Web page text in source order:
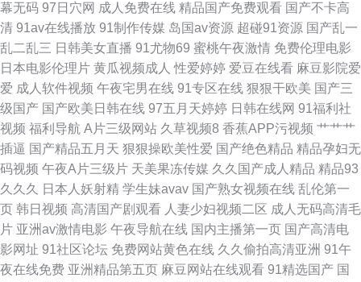
久草视频资源站 日韩一页综合区 91伊人橘子 国产三级视频 欧美性网 91白丝
在线抄 福利小视频 欧美日韩H片 亚洲老司机网 波多野结衣四级片 九一成人
网观看 熟妇视频91 91探花内射 国产打泡在线 欧美另类TV 亚洲欧洲成人另
类 超碰人妻超碰 久热伊人 熟女a资源
幕无码 97日穴网 成人免费在线 精品国产免费观看 国产不卡高
清 91av在线播放 91制作传媒 岛国av资源 超碰91资源 国产乱一
乱二乱三 日韩美女直播 91尤物69 蜜桃午夜激情 免费伦理电影
日本电影伦理片 黄瓜视频成人 性爱婷婷 爱豆在线看 麻豆影院爱
爱 成人软件视频 午夜宅男在线 91专区在线 狠狠干欧美 国产三
级国产 国产欧美日韩在线 97五月天婷婷 日韩在线网 91福利社
视频 福利导航 A片三级网站 久草视频8 香蕉APP污视频 艹艹艹
插逼 国产精品五月天 狠狠操欧美性爱 国产绝色精品 精品孕妇无
码视频 午夜A片三级片 天美果冻传媒 久久国产成人精品 精品93
久久久
日本人妖射精 学生妹avav 国产熟女视频在线 乱伦第一
页 韩日视频 高清国产剧观看 人妻少妇视频二区 成人无码高清毛
片 亚洲av激情电影 午夜导航在线 国内主播第一页 国产高清电
影网址 91社区论坛 免费网站黄色在线 久久偷拍高清亚洲 91午
夜在线免费 亚洲精品第五页 麻豆网站在线观看 91精选国产 国